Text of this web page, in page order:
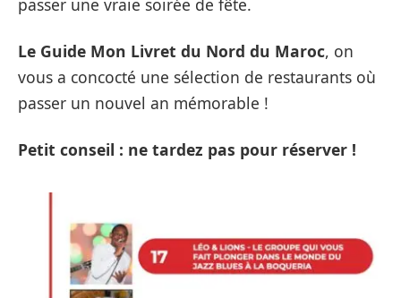
passer une vraie soirée de fête.
Le Guide Mon Livret du Nord du Maroc, on
vous a concocté une sélection de restaurants où
passer un nouvel an mémorable !
Petit conseil : ne tardez pas pour réserver !